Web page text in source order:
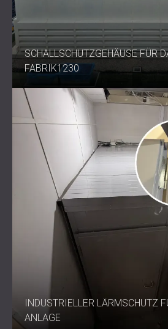
SCHALLSCHUTZGEHÄUSE FÜR
FABRIK1230
INDUSTRIELLER LÄRMSCHUTZ
ANLAGE